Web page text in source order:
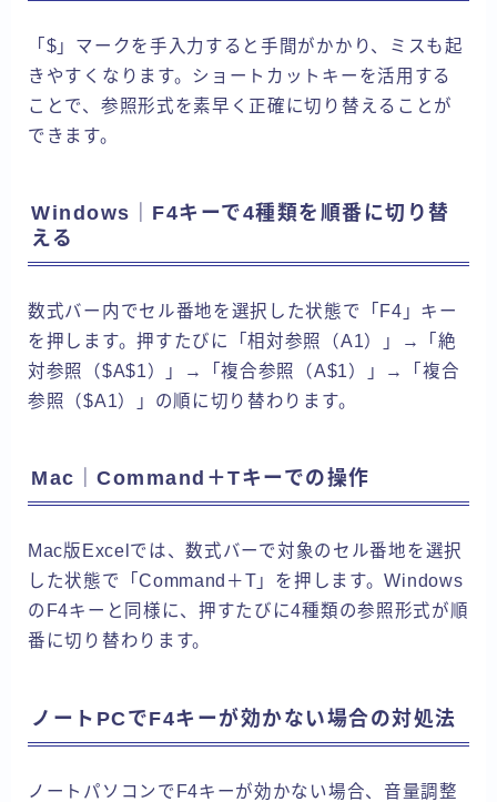
「$」マークを手入力すると手間がかかり、ミスも起
きやすくなります。ショートカットキーを活用する
ことで、参照形式を素早く正確に切り替えることが
できます。
Windows｜F4キーで4種類を順番に切り替
える
数式バー内でセル番地を選択した状態で「F4」キー
を押します。押すたびに「相対参照（A1）」→「絶
対参照（$A$1）」→「複合参照（A$1）」→「複合
参照（$A1）」の順に切り替わります。
Mac｜Command＋Tキーでの操作
Mac版Excelでは、数式バーで対象のセル番地を選択
した状態で「Command＋T」を押します。Windows
のF4キーと同様に、押すたびに4種類の参照形式が順
番に切り替わります。
ノートPCでF4キーが効かない場合の対処法
ノートパソコンでF4キーが効かない場合、音量調整